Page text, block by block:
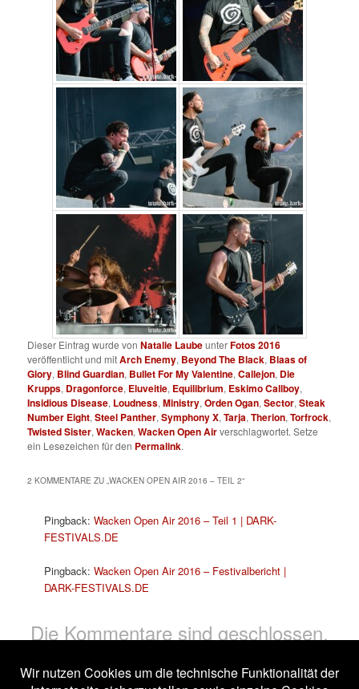
Dieser Eintrag wurde vonNatalie LaubeunterFotos 2016
veröffentlicht und mitArch Enemy, Beyond The Black, Blaas of
Glory, Blind Guardian, Bullet For My Valentine,Callejon, Die
Krupps, Dragonforce, Eluveitie, Equilibrium, Eskimo Callboy,
Insidious Disease, Loudness,Ministry,Orden Ogan,Sector,Steak
Number Eight,Steel Panther,Symphony X,Tarja,Therion,Torfrock,
Twisted Sister,Wacken,Wacken Open Airverschlagwortet. Setze
ein Lesezeichen für den Permalink.
2 KOMMENTARE ZU „WACKEN OPEN AIR 2016 – TEIL 2“
Pingback:Wacken Open Air 2016 – Teil 1 | DARK-
FESTIVALS.DE
Pingback:Wacken Open Air 2016 – Festivalbericht |
DARK-FESTIVALS.DE
Die Kommentare sind geschlossen.